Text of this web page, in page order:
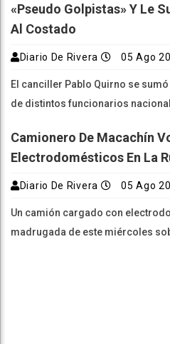
«pseudo Golpistas» Y Le
Al Costado
Diario De Rivera 05 Ago
El canciller Pablo Quirno se
de distintos funcionarios
Camionero De Macachín
Electrodomésticos En La
Diario De Rivera 05 Ago
Un camión cargado con
madrugada de este miércoles